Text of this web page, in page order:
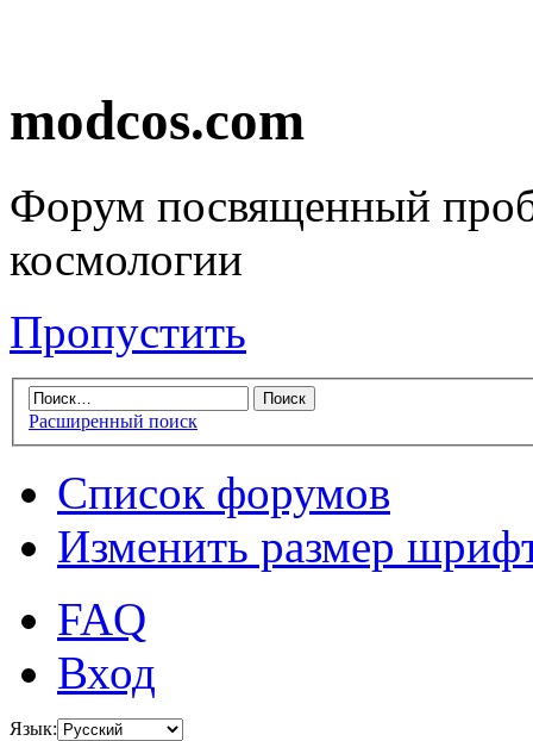
modcos.com
Форум посвященный
космологии
Пропустить
Расширенный поиск
Список форумов
Изменить размер
FAQ
Вход
Язык: